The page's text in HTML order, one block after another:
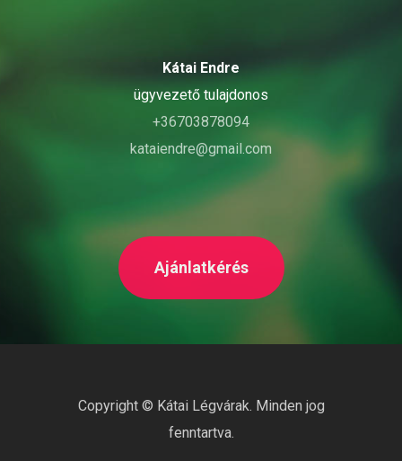
Kátai Endre
ügyvezető tulajdonos
+36703878094
kataiendre@gmail.com
Ajánlatkérés
Copyright © Kátai Légvárak. Minden jog
fenntartva.